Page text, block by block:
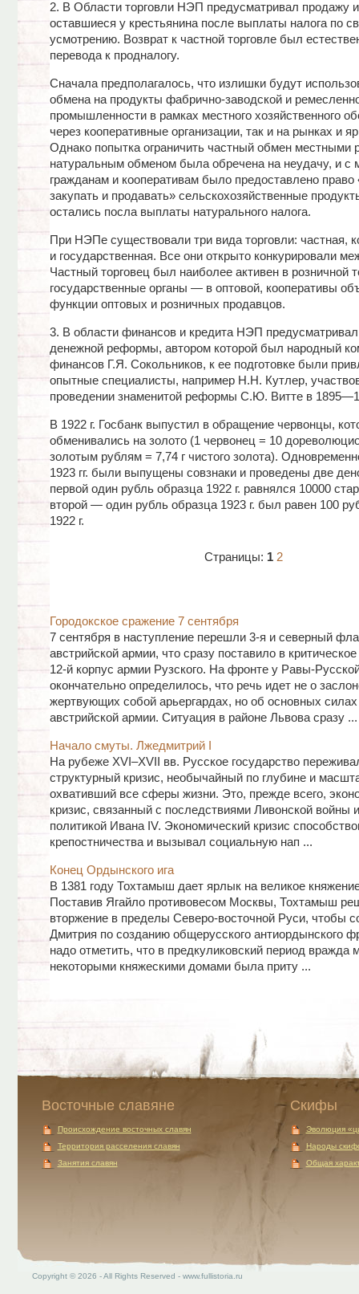
2. В Области торговли НЭП предусматривал продажу
оставшиеся у крестьянина после выплаты налога по
усмотрению. Возврат к частной торговле был
перевода к продналогу.
Сначала предполагалось, что излишки будут
обмена на продукты фабрично-заводской и
промышленности в рамках местного хозяйственного
через кооперативные организации, так и на рынках и
Однако попытка ограничить частный обмен местными
натуральным обменом была обречена на неудачу, и с
гражданам и кооперативам было предоставлено право
закупать и продавать» сельскохозяйственные
остались посла выплаты натурального налога.
При НЭПе существовали три вида торговли: частная,
и государственная. Все они открыто конкурировали
Частный торговец был наиболее активен в розничной
государственные органы — в оптовой, кооперативы
функции оптовых и розничных продавцов.
3. В области финансов и кредита НЭП
денежной реформы, автором которой был народный
финансов Г.Я. Сокольников, к ее подготовке были
опытные специалисты, например Н.Н. Кутлер,
проведении знаменитой реформы С.Ю. Витте в
В 1922 г. Госбанк выпустил в обращение червонцы,
обменивались на золото (1 червонец = 10
золотым рублям = 7,74 г чистого золота).
1923 гг. были выпущены совзнаки и проведены две
первой один рубль образца 1922 г. равнялся 10000
второй — один рубль образца 1923 г. был равен 100
1922 г.
Страницы: 1 2
Городокское сражение 7 сентября
7 сентября в наступление перешли 3-я и северный
австрийской армии, что сразу поставило в
12-й корпус армии Рузского. На фронте у Равы-
окончательно определилось, что речь идет не о
жертвующих собой арьергардах, но об основных силах
австрийской армии. Ситуация в районе Львова сразу ...
Начало смуты. Лжедмитрий I
На рубеже XVI–XVII вв. Русское государство
структурный кризис, необычайный по глубине и
охвативший все сферы жизни. Это, прежде всего,
кризис, связанный с последствиями Ливонской войны
политикой Ивана IV. Экономический кризис
крепостничества и вызывал социальную нап ...
Конец Ордынского ига
В 1381 году Тохтамыш дает ярлык на великое
Поставив Ягайло противовесом Москвы, Тохтамыш
вторжение в пределы Северо-восточной Руси, чтобы
Дмитрия по созданию общерусского антиордынского
надо отметить, что в предкуликовский период вражда
некоторыми княжескими домами была приту ...
Восточные славяне
Происхождение восточных славян
Территория расселения славян
Занятия славян
Скифы
Эволюция
Народы
Общая
Copyright © 2026 - All Rights Reserved - www.fullistoria.ru